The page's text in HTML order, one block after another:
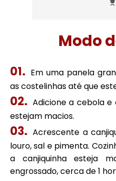
Modo
Em uma panela
as costelinhas até que
Adicione a cebola
estejam macios.
Acrescente a
louro, sal e pimenta.
a canjiquinha esteja
engrossado, cerca de 1